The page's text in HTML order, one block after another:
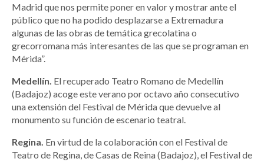
Madrid que nos permite poner en valor y mostrar ante el
público que no ha podido desplazarse a Extremadura
algunas de las obras de temática grecolatina o
grecorromana más interesantes de las que se programan en
Mérida”.
Medellín. El recuperado Teatro Romano de Medellín
(Badajoz) acoge este verano por octavo año consecutivo
una extensión del Festival de Mérida que devuelve al
monumento su función de escenario teatral.
Regina. En virtud de la colaboración con el Festival de
Teatro de Regina, de Casas de Reina (Badajoz), el Festival de